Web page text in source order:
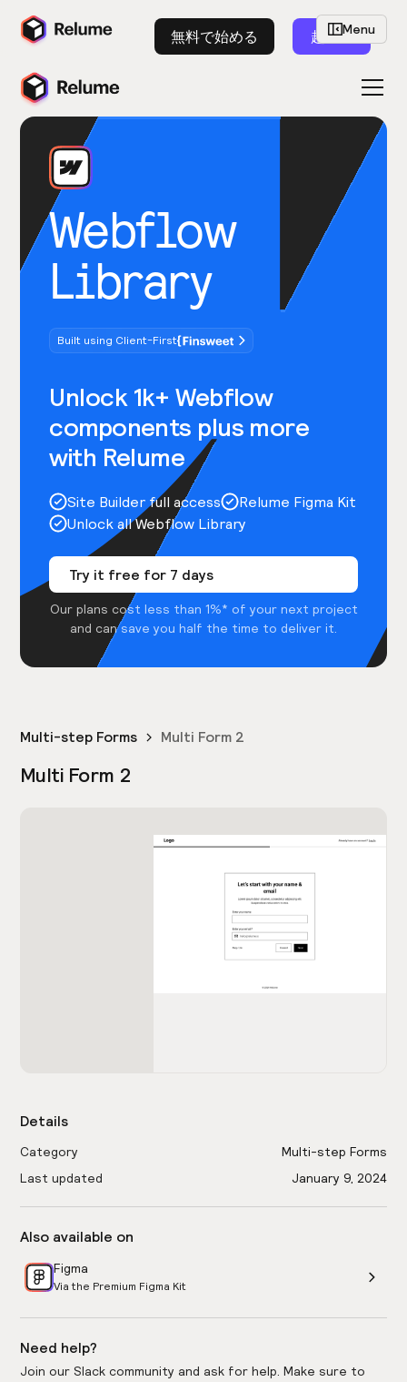
無料で始める 起動
Webflow
Library
Built using Client-First
Unlock 1k+ Webflow
components plus more
with Relume
Site Builder full access
Relume Figma Kit
Unlock all Webflow Library
Try it free for 7 days
Our plans cost less than 1%* of your next project
and can save you half the time to deliver it.
Menu
Multi-step Forms Multi Form 2
Multi Form 2
Details
Category
Multi-step Forms
Last updated
January 9, 2024
Also available on
Figma
Via the Premium Figma Kit
Need help?
Join our Slack community and ask for help. Make sure to